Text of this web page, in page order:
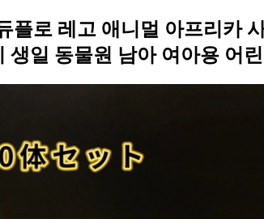
플로 레고 애니멀 아프리카
일 동물원 남아 여아용 어